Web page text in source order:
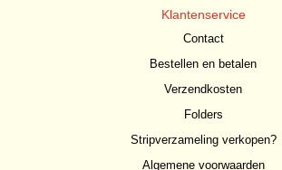
Klantenservice
Contact
Bestellen en betalen
Verzendkosten
Folders
Stripverzameling verkopen?
Algemene voorwaarden